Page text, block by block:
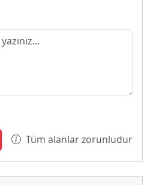
Tüm alanlar zorunludur